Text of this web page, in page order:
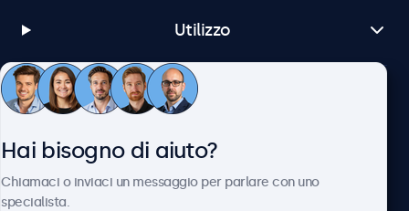
Utilizzo
Servizio Clienti
Hai bisogno di aiuto?
Chiamaci o inviaci un messaggio per parlare con uno
specialista.